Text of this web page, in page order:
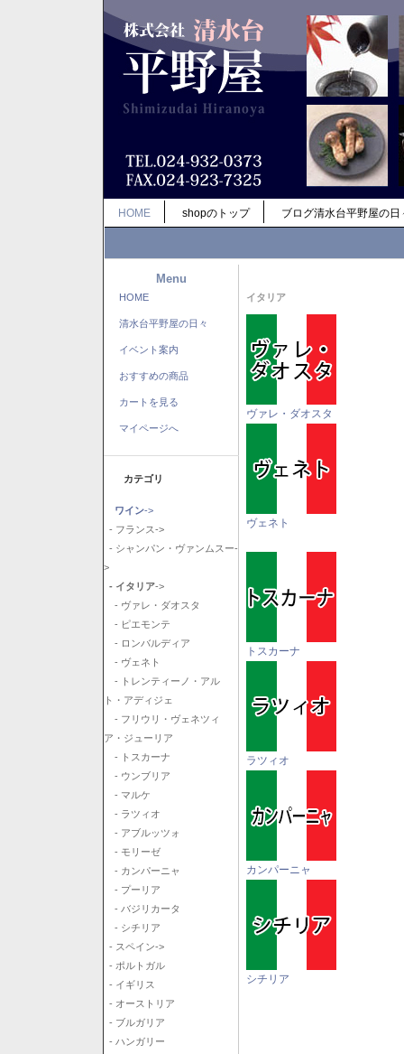
HOME shopのトップ ブログ清水台平野屋の日
Menu
HOME
清水台平野屋の日々
イベント案内
おすすめの商品
カートを見る
マイページへ
カテゴリ
ワイン->
- フランス->
- シャンパン・ヴァンムスー-
>
- イタリア->
- ヴァレ・ダオスタ
- ピエモンテ
- ロンバルディア
- ヴェネト
- トレンティーノ・アル
ト・アディジェ
- フリウリ・ヴェネツィ
ア・ジューリア
- トスカーナ
- ウンブリア
- マルケ
- ラツィオ
- アブルッツォ
- モリーゼ
- カンパーニャ
- プーリア
- バジリカータ
- シチリア
- スペイン->
- ポルトガル
- イギリス
- オーストリア
- ブルガリア
- ハンガリー
イタリア
ヴァレ・ダオスタ
ヴェネト
トスカーナ
ラツィオ
カンパーニャ
シチリア